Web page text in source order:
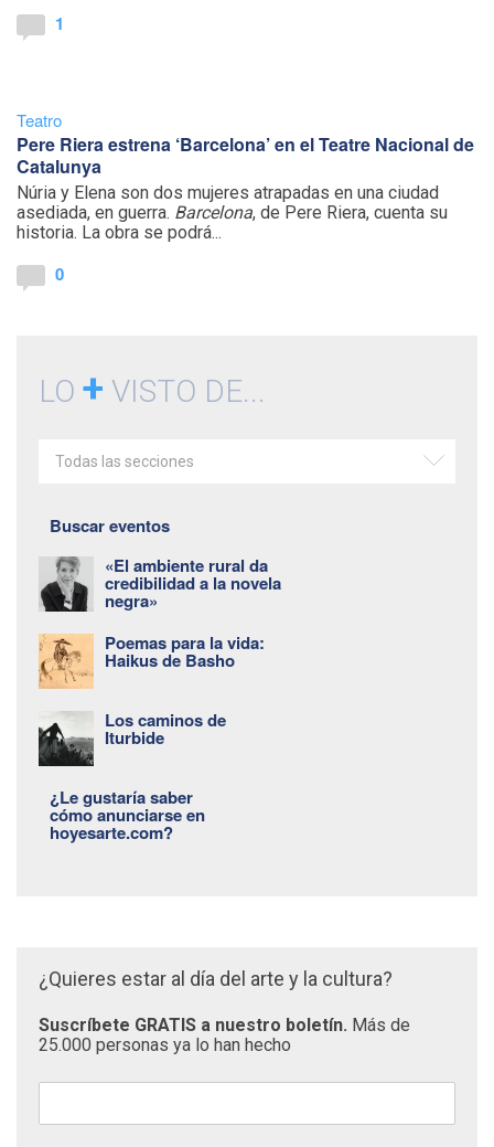
1
Teatro
Pere Riera estrena ‘Barcelona’ en el Teatre Nacional de
Catalunya
Núria y Elena son dos mujeres atrapadas en una ciudad
asediada, en guerra. Barcelona, de Pere Riera, cuenta su
historia. La obra se podrá...
0
LO + VISTO DE...
Todas las secciones
Buscar eventos
«El ambiente rural da
credibilidad a la novela
negra»
Poemas para la vida:
Haikus de Basho
Los caminos de
Iturbide
¿Le gustaría saber
cómo anunciarse en
hoyesarte.com?
¿Quieres estar al día del arte y la cultura?
Suscríbete GRATIS a nuestro boletín. Más de
25.000 personas ya lo han hecho